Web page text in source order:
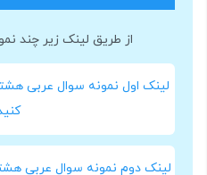
از طریق لینک زیر چند
لینک اول نمونه سوال عربی
لینک دوم نمونه سوال عربی